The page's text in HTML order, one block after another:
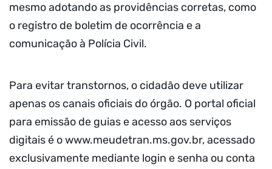
mesmo adotando as providências corretas, como
o registro de boletim de ocorrência e a
comunicação à Polícia Civil.
Para evitar transtornos, o cidadão deve utilizar
apenas os canais oficiais do órgão. O portal oficial
para emissão de guias e acesso aos serviços
digitais é o www.meudetran.ms.gov.br, acessado
exclusivamente mediante login e senha ou conta